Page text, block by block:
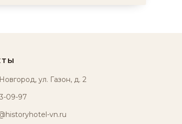
ул. Газон, д. 2
09-97
vn.ru